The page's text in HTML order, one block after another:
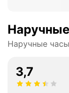
Наручные часы
3,7